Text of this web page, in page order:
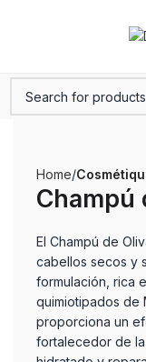
Home
Champú
El Champú de
cabellos secos y
formulación, rica
quimiotipados de
proporciona un
fortalecedor de